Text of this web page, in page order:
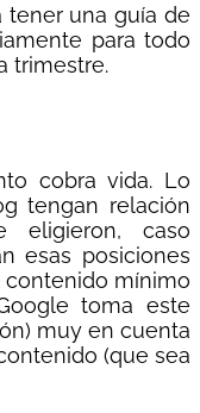
tener una guía de
para todo
trimestre.
cobra vida. Lo
tengan relación
eligieron, caso
esas posiciones
mínimo
toma este
muy en cuenta
(que sea